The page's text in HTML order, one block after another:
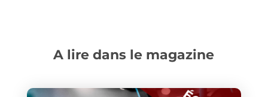
A lire dans le magazine